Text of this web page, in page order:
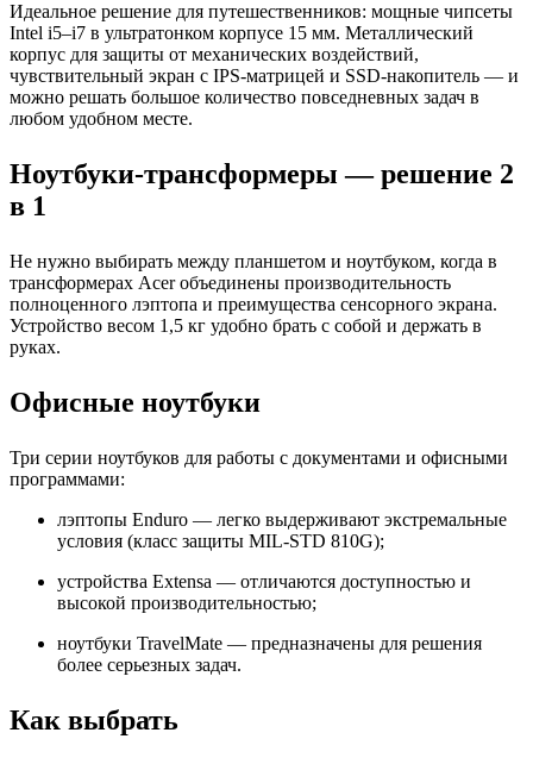
Идеальное решение для путешественников: мощные чипсеты
Intel i5–i7 в ультратонком корпусе 15 мм. Металлический
корпус для защиты от механических воздействий,
чувствительный экран с IPS-матрицей и SSD-накопитель — и
можно решать большое количество повседневных задач в
любом удобном месте.
Ноутбуки-трансформеры — решение 2
в 1
Не нужно выбирать между планшетом и ноутбуком, когда в
трансформерах Acer объединены производительность
полноценного лэптопа и преимущества сенсорного экрана.
Устройство весом 1,5 кг удобно брать с собой и держать в
руках.
Офисные ноутбуки
Три серии ноутбуков для работы с документами и офисными
программами:
лэптопы Enduro — легко выдерживают экстремальные
условия (класс защиты MIL-STD 810G);
устройства Extensa — отличаются доступностью и
высокой производительностью;
ноутбуки TravelMate — предназначены для решения
более серьезных задач.
Как выбрать